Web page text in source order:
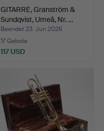
GITARRE, Granström &
Sundqvist, Umeå, Nr. …
Beendet 23. Jun 2026
17 Gebote
117 USD